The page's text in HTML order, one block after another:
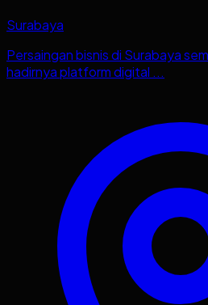
Surabaya
Persaingan bisnis di Surabaya
hadirnya platform digital ...